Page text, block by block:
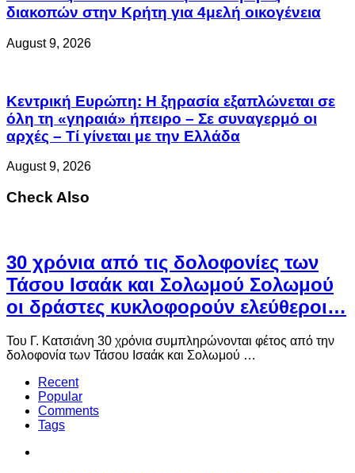
διακοπών στην Κρήτη για 4μελή οικογένεια
August 9, 2026
Κεντρική Ευρώπη: Η ξηρασία εξαπλώνεται σε
όλη τη «γηραιά» ήπειρο – Σε συναγερμό οι
αρχές – Τί γίνεται με την Ελλάδα
August 9, 2026
Check Also
30 χρόνια από τις δολοφονίες των
Τάσου Ισαάκ και Σολωμού Σολωμού
οι δράστες κυκλοφορούν ελεύθεροι…
Του Γ. Κατσιάνη 30 χρόνια συμπληρώνονται φέτος από την
δολοφονία των Τάσου Ισαάκ και Σολωμού …
Recent
Popular
Comments
Tags